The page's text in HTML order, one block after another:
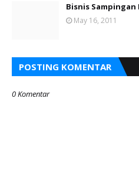
Bisnis
May 16, 2011
POSTING KOMENTAR
0 Komentar